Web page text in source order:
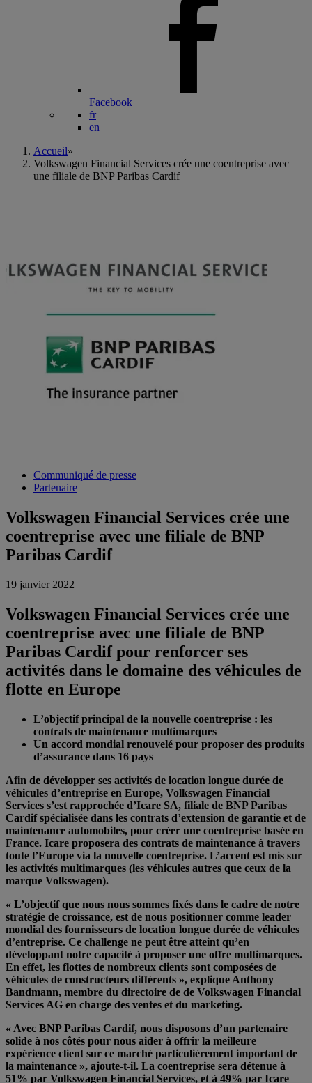
Facebook
fr
en
Accueil»
Volkswagen Financial Services crée une coentreprise avec
une filiale de BNP Paribas Cardif
Communiqué de presse
Partenaire
Volkswagen Financial Services crée une
coentreprise avec une filiale de BNP
Paribas Cardif
19 janvier 2022
Volkswagen Financial Services crée une
coentreprise avec une filiale de BNP
Paribas Cardif pour renforcer ses
activités dans le domaine des véhicules de
flotte en Europe
L’objectif principal de la nouvelle coentreprise : les
contrats de maintenance multimarques
Un accord mondial renouvelé pour proposer des produits
d’assurance dans 16 pays
Afin de développer ses activités de location longue durée de
véhicules d’entreprise en Europe, Volkswagen Financial
Services s’est rapprochée d’Icare SA, filiale de BNP Paribas
Cardif spécialisée dans les contrats d’extension de garantie et de
maintenance automobiles, pour créer une coentreprise basée en
France. Icare proposera des contrats de maintenance à travers
toute l’Europe via la nouvelle coentreprise. L’accent est mis sur
les activités multimarques (les véhicules autres que ceux de la
marque Volkswagen).
« L’objectif que nous nous sommes fixés dans le cadre de notre
stratégie de croissance, est de nous positionner comme leader
mondial des fournisseurs de location longue durée de véhicules
d’entreprise. Ce challenge ne peut être atteint qu’en
développant notre capacité à proposer une offre multimarques.
En effet, les flottes de nombreux clients sont composées de
véhicules de constructeurs différents », explique Anthony
Bandmann, membre du directoire de de Volkswagen Financial
Services AG en charge des ventes et du marketing.
« Avec BNP Paribas Cardif, nous disposons d’un partenaire
solide à nos côtés pour nous aider à offrir la meilleure
expérience client sur ce marché particulièrement important de
la maintenance », ajoute-t-il. La coentreprise sera détenue à
51% par Volkswagen Financial Services, et à 49% par Icare